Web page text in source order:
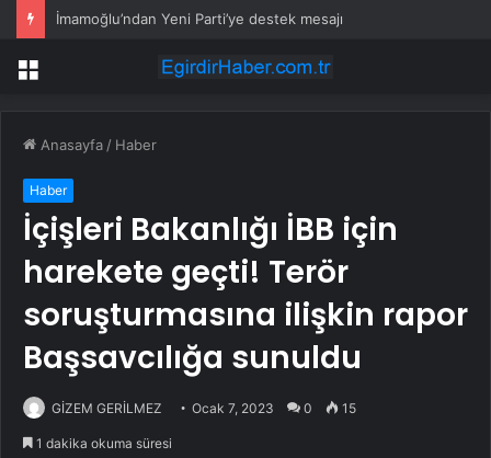
İmamoğlu’ndan Yeni Parti’ye destek mesajı
Menü
Anasayfa / Haber
Haber
İçişleri Bakanlığı İBB için
harekete geçti! Terör
soruşturmasına ilişkin rapor
Başsavcılığa sunuldu
GİZEM GERİLMEZ Ocak 7, 2023 0 15
1 dakika okuma süresi